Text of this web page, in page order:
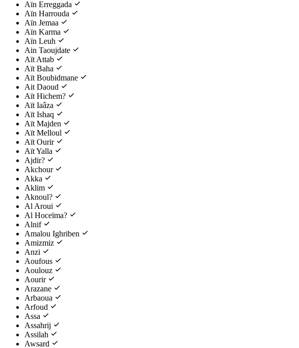
Aïn Erreggada
Aïn Harrouda
Aïn Jemaa
Aïn Karma
Aïn Leuh
Ain Taoujdate
Aït Attab
Aït Baha
Aït Boubidmane
Ait Daoud
Aït Hichem?
Aït Iaâza
Aït Ishaq
Aït Majden
Aït Melloul
Aït Ourir
Aït Yalla
Ajdir?
Akchour
Akka
Aklim
Aknoul?
Al Aroui
Al Hoceïma?
Alnif
Amalou Ighriben
Amizmiz
Anzi
Aoufous
Aoulouz
Aourir
Arazane
Arbaoua
Arfoud
Assa
Assahrij
Assilah
Awsard